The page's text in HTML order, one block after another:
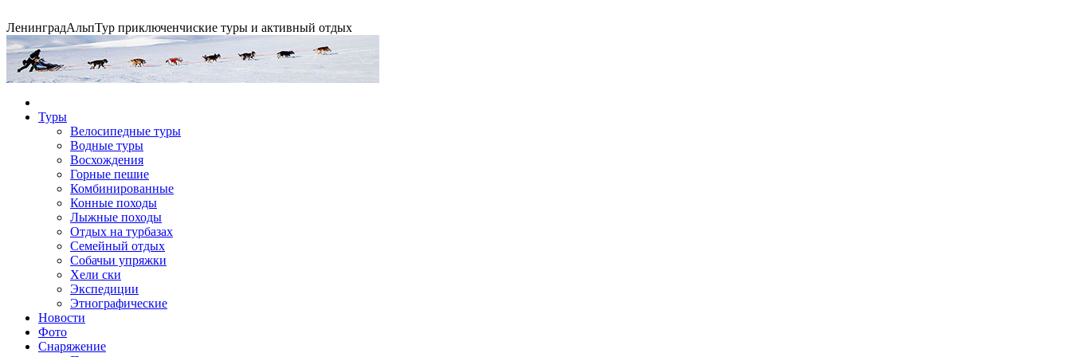
ЛенинградАльпТур приключенчиские туры и активный отдых
Горные экспедиции
Туры
Велосипедные туры
Водные туры
Восхождения
Горные пешие
Комбинированные
Конные походы
Лыжные походы
Отдых на турбазах
Семейный отдых
Собачьи упряжки
Хели ски
Экспедиции
Этнографические
Новости
Фото
Снаряжение